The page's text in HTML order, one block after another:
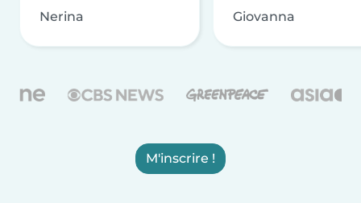
Nerina Giovanna
M'inscrire !